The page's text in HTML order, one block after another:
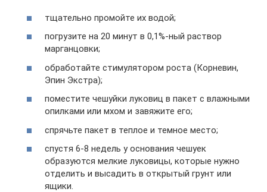
тщательно промойте их водой;
погрузите на 20 минут в 0,1%-ный раствор
марганцовки;
обработайте стимулятором роста (Корневин,
Эпин Экстра);
поместите чешуйки луковиц в пакет с влажными
опилками или мхом и завяжите его;
спрячьте пакет в теплое и темное место;
спустя 6-8 недель у основания чешуек
образуются мелкие луковицы, которые нужно
отделить и высадить в открытый грунт или
ящики.